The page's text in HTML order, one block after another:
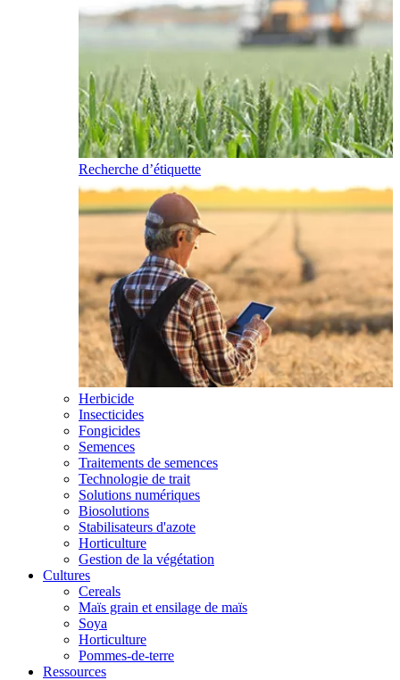
Recherche d’étiquette
Herbicide
Insecticides
Fongicides
Semences
Traitements de semences
Technologie de trait
Solutions numériques
Biosolutions
Stabilisateurs d'azote
Horticulture
Gestion de la végétation
Cultures
Cereals
Maïs grain et ensilage de maïs
Soya
Horticulture
Pommes-de-terre
Ressources